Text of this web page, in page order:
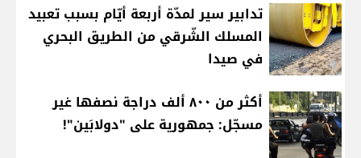
تدابير سير لمدّة أربعة أيّام بسبب تعبيد
المسلك الشّرقي من الطريق البحري
في صيدا
أكثر من ٨٠٠ ألف دراجة نصفها غير
مسجّل: جمهورية على "دولابَين"!